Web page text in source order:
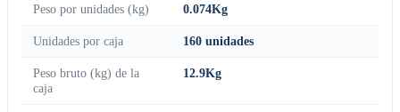
Peso por unidades (kg) 0.074Kg
Unidades por caja 160 unidades
Peso bruto (kg) de la
caja
12.9Kg